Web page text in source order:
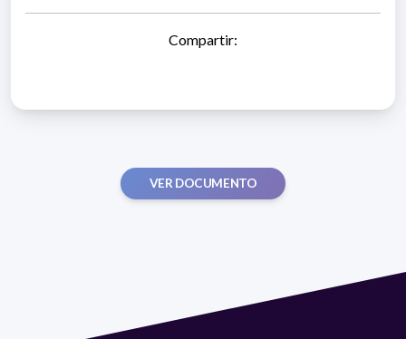
Compartir:
VER DOCUMENTO